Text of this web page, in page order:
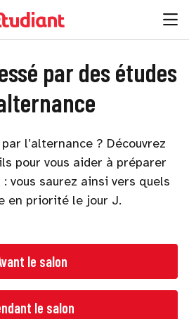
par des études
l’alternance ? Découvrez
pour vous aider à préparer
vous saurez ainsi vers quels
en priorité le jour J.
le salon
le salon